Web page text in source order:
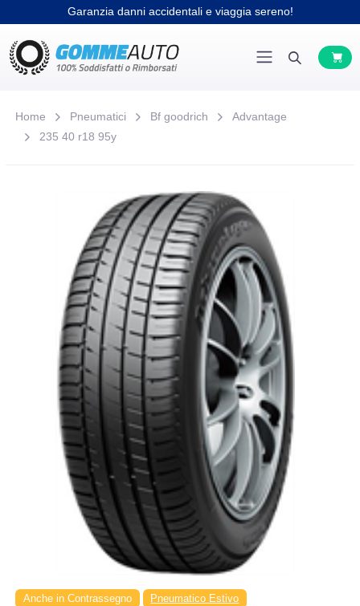
Garanzia danni accidentali e viaggia sereno!
Home Pneumatici Bf goodrich
Advantage
235 40 r18 95y
Anche in Contrassegno Pneumatico Estivo